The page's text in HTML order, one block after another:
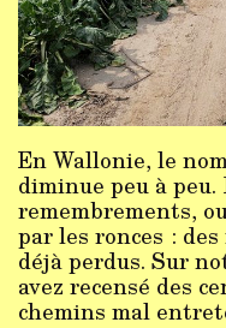
En Wallonie, le
diminue peu à peu.
remembrements,
par les ronces :
déjà perdus. Sur
avez recensé des
chemins mal